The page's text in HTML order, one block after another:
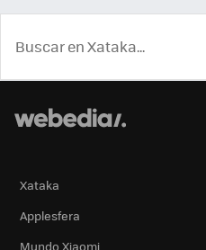
Xataka
Applesfera
Mundo Xiaomi